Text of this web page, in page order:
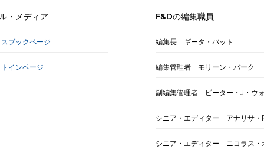
・メディア
ブックページ
インページ
F&Dの編集職員
編集長 ギータ・バット
編集管理者 モリーン・バーク
副編集管理者 ピーター・J・ウ
シニア・エディター アナリサ・
シニア・エディター ニコラス・